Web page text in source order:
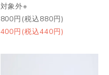
対象外※
800円(税込880円)
400円(税込440円)